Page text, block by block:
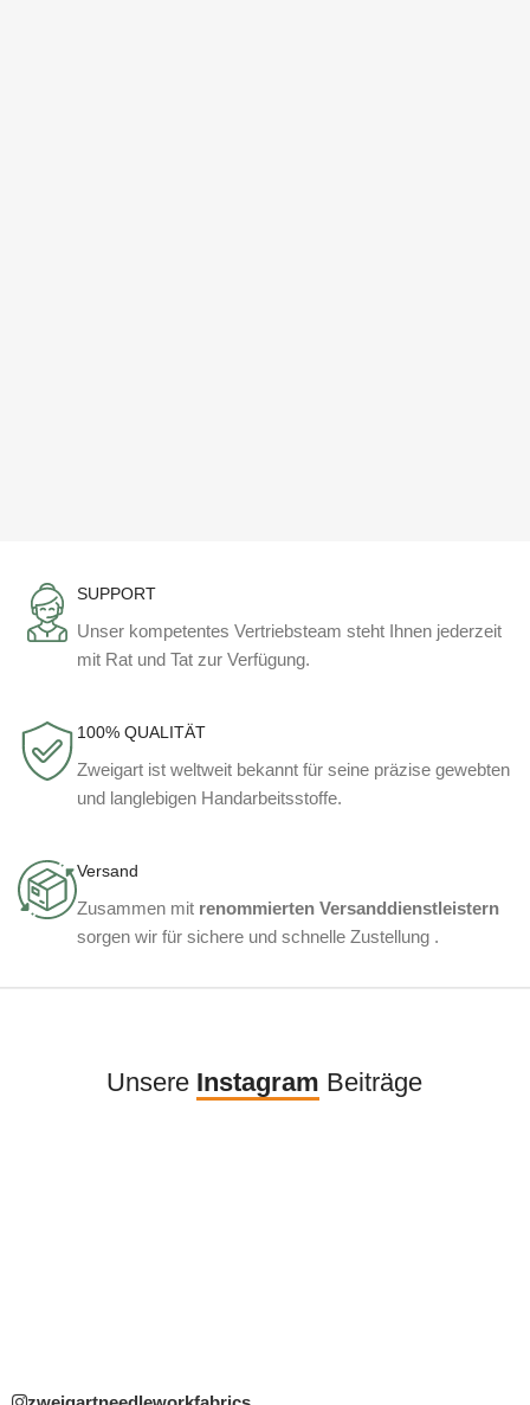
SUPPORT
Unser kompetentes Vertriebsteam steht Ihnen jederzeit
mit Rat und Tat zur Verfügung.
100% QUALITÄT
Zweigart ist weltweit bekannt für seine präzise gewebten
und langlebigen Handarbeitsstoffe.
Versand
Zusammen mit renommierten Versanddienstleistern
sorgen wir für sichere und schnelle Zustellung .
Unsere Instagram Beiträge